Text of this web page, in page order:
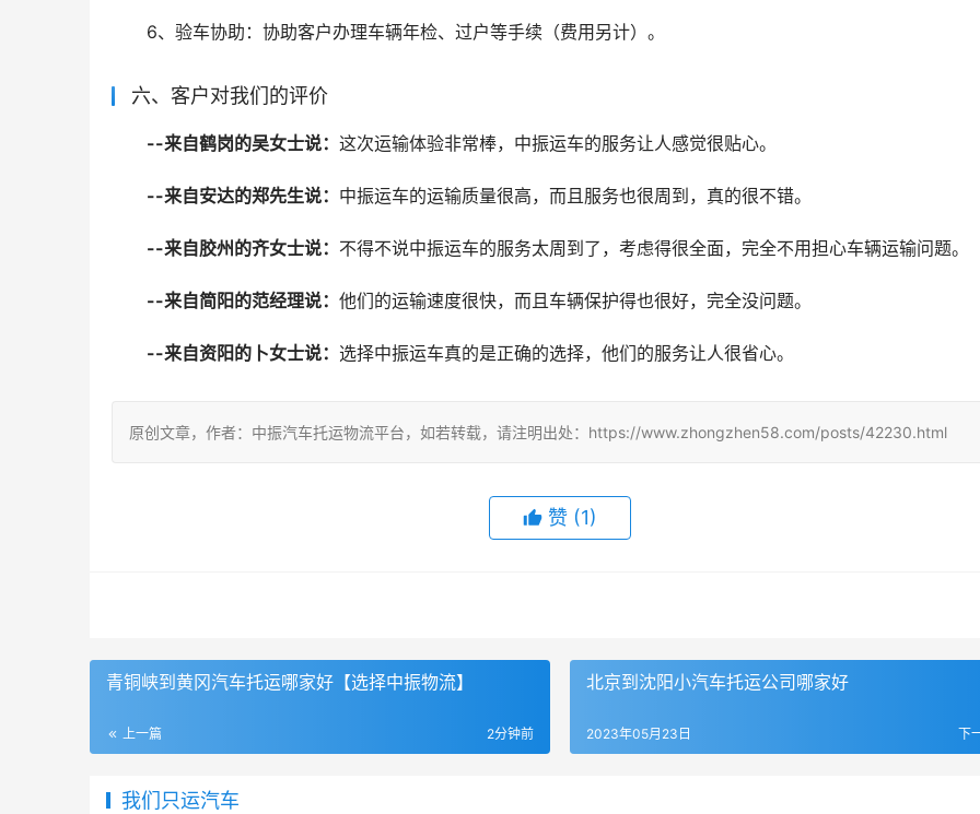
6、验车协助：协助客户办理车辆年检、过户等手续（费用另计）。
六、客户对我们的评价
--来自鹤岗的吴女士说： 这次运输体验非常棒，中振运车的服务让人感觉很贴心。
--来自安达的郑先生说： 中振运车的运输质量很高，而且服务也很周到，真的很不错。
--来自胶州的齐女士说： 不得不说中振运车的服务太周到了，考虑得很全面，完全不用担心车辆运输问题。
--来自简阳的范经理说： 他们的运输速度很快，而且车辆保护得也很好，完全没问题。
--来自资阳的卜女士说： 选择中振运车真的是正确的选择，他们的服务让人很省心。
原创文章，作者：中振汽车托运物流平台，如若转载，请注明出处：https://www.zhongzhen58.com/posts/42230.html
赞 (1)
青铜峡到黄冈汽车托运哪家好【选择中振物流】
上一篇 2分钟前
北京到沈阳小汽车托运公司哪家好
下
2023年05月23日
我们只运汽车